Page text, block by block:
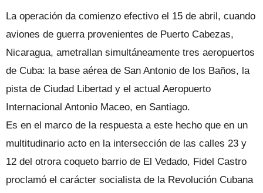
La operación da comienzo efectivo el 15 de abril, cuando
aviones de guerra provenientes de Puerto Cabezas,
Nicaragua, ametrallan simultáneamente tres aeropuertos
de Cuba: la base aérea de San Antonio de los Baños, la
pista de Ciudad Libertad y el actual Aeropuerto
Internacional Antonio Maceo, en Santiago.
Es en el marco de la respuesta a este hecho que en un
multitudinario acto en la intersección de las calles 23 y
12 del otrora coqueto barrio de El Vedado, Fidel Castro
proclamó el carácter socialista de la Revolución Cubana